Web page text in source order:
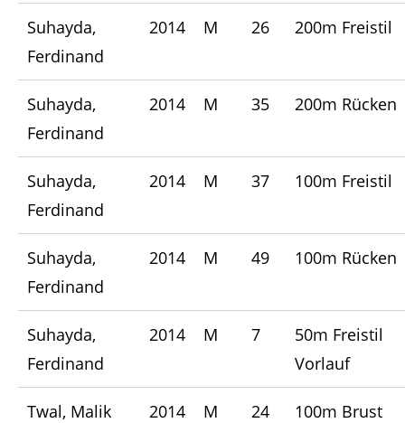
Suhayda,
Ferdinand
2014 M 26 200m Freistil
Suhayda,
Ferdinand
2014 M 35 200m Rücken
Suhayda,
Ferdinand
2014 M 37 100m Freistil
Suhayda,
Ferdinand
2014 M 49 100m Rücken
Suhayda,
Ferdinand
2014 M 7
50m Freistil
Vorlauf
Twal, Malik 2014 M 24 100m Brust